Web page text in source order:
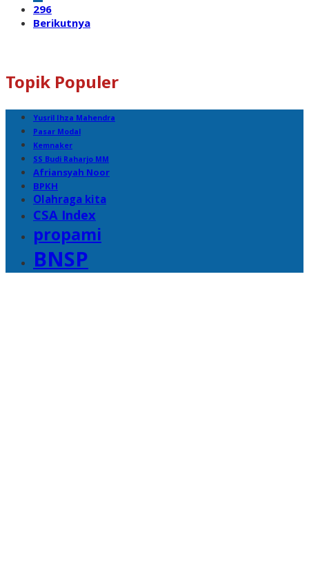
296
Berikutnya
Topik Populer
Yusril Ihza Mahendra
Pasar Modal
Kemnaker
SS Budi Raharjo MM
Afriansyah Noor
BPKH
Olahraga kita
CSA Index
propami
BNSP